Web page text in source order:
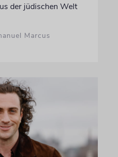
der jüdischen Welt
Marcus